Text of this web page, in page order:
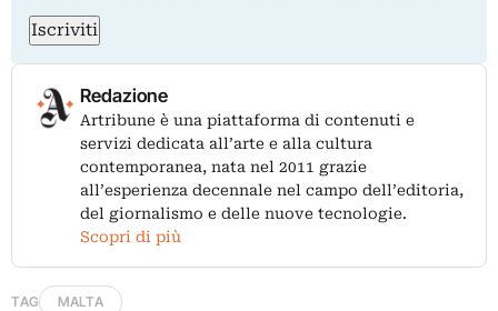
Iscriviti
Redazione
Artribune è una piattaforma di contenuti e
servizi dedicata all’arte e alla cultura
contemporanea, nata nel 2011 grazie
all’esperienza decennale nel campo dell’editoria,
del giornalismo e delle nuove tecnologie.
Scopri di più
TAG MALTA